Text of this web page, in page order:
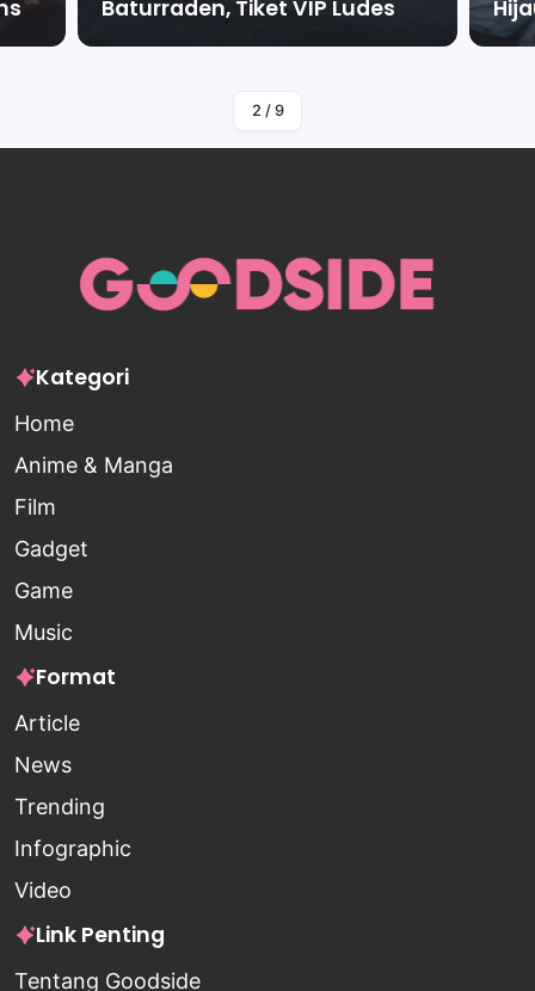
Baturraden, Tiket VIP Ludes
By Falah Malaika Az Zahra
2 / 9
Kategori
Home
Anime & Manga
Film
Gadget
Game
Music
Format
Article
News
Trending
Infographic
Video
Link Penting
Tentang Goodside